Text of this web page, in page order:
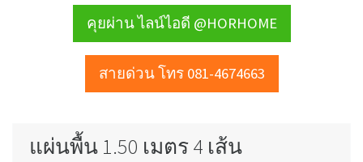
คุยผ่าน ไลน์ไอดี @HORHOME
สายด่วน โทร 081-4674663
แผ่นพื้น 1.50 เมตร 4 เส้น